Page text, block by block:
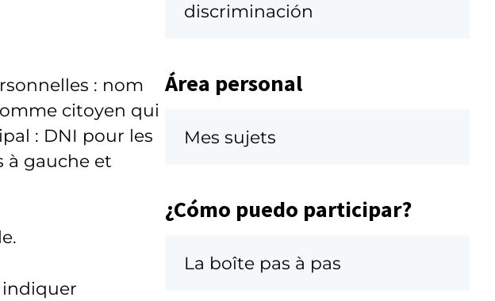
: nom
citoyen qui
: DNI pour les
à gauche et
indiquer
discriminación
Área personal
Mes sujets
¿Cómo puedo participar?
La boîte pas à pas